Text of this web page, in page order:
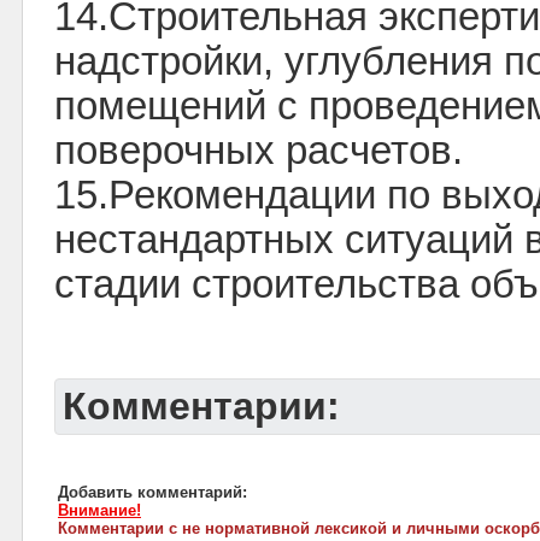
14.Строительная
надстройки, углубления
помещений с
поверочных расчетов.
15.Рекомендации по
нестандартных
стадии строительства
Комментарии:
Добавить комментарий:
Внимание!
Комментарии с не нормативной лексикой и личными